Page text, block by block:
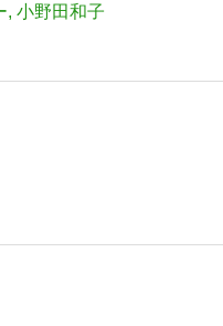
小野田和子